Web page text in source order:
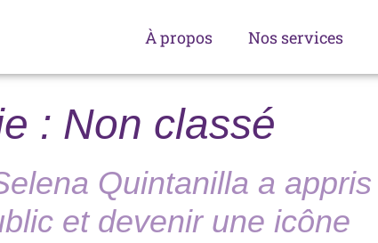
À propos Nos services
: Non classé
Quintanilla a
et devenir une icône